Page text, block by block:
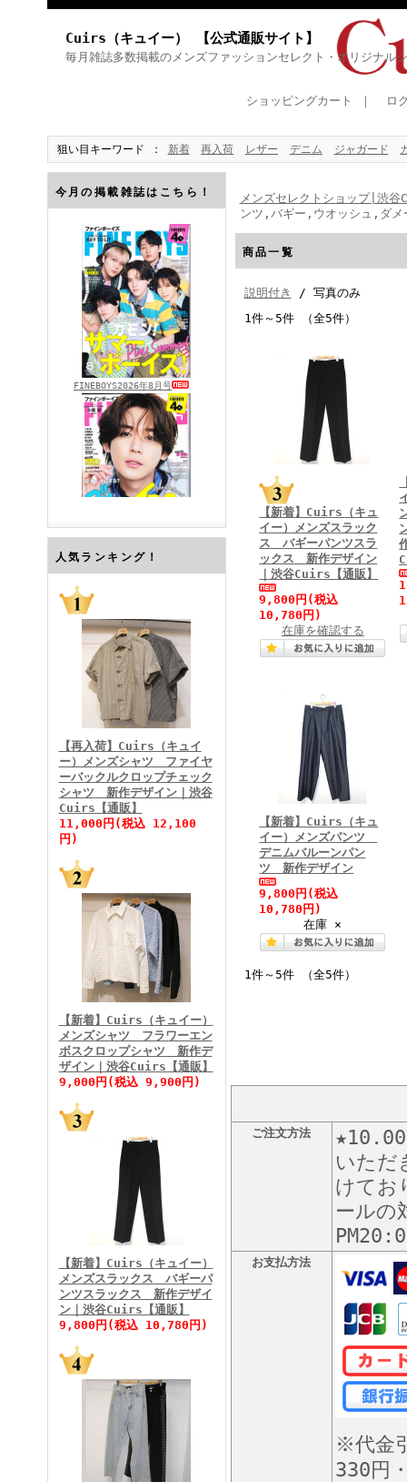
Cuirs（キュイー） 【公式通販サイト】
毎月雑誌多数掲載のメンズファッションセレクト・オリジナル
ショッピングカート ｜ ロ
狙い目キーワード 新着 再入荷 レザー デニム ジャガード
今月の掲載雑誌はこちら！
FINEBOYS2026年8月号
FINEBOYS2026年7月号
FINEBOYS2026年6月号
FINEBOYS2026年5月号
FINEBOYS2026年4月号
FINEBOYS2026年3月号
FINEBOYS2026年2月号
人気ランキング！
【再入荷】Cuirs（キュイ
ー）メンズシャツ ファイヤ
ーバックルクロップチェック
シャツ 新作デザイン｜渋谷
Cuirs【通販】
11,000円(税込 12,100
円)
【新着】Cuirs（キュイー）
メンズシャツ フラワーエン
ボスクロップシャツ 新作デ
ザイン｜渋谷Cuirs【通販】
9,000円(税込 9,900円)
【新着】Cuirs（キュイー）
メンズスラックス バギーパ
ンツスラックス 新作デザイ
ン｜渋谷Cuirs【通販】
9,800円(税込 10,780円)
メンズセレクトショップ|渋
ンツ,バギー,ウオッシュ,ダ
商品一覧
説明付き
/ 写真のみ
1件～5件 （全5件）
【新着】Cuirs（キュ
イー）メンズスラック
ス バギーパンツスラ
ックス 新作デザイン
｜渋谷Cuirs【通販】
9,800円 (税込
10,780円)
在庫を確認する
【新着】Cuirs（キュ
イー）メンズパンツ
デニムバルーンパン
ツ 新作デザイン
9,800円 (税込
10,780円)
在庫 ×
1件～5件 （全5件）
ご注文方法
いただ
けてお
ールの
お支払方法
※代金
330円